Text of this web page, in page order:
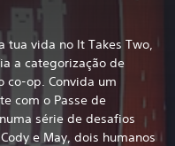
tua vida no It Takes Two,
a categorização de
co-op. Convida um
com o Passe de
série de desafios
e May, dois humanos